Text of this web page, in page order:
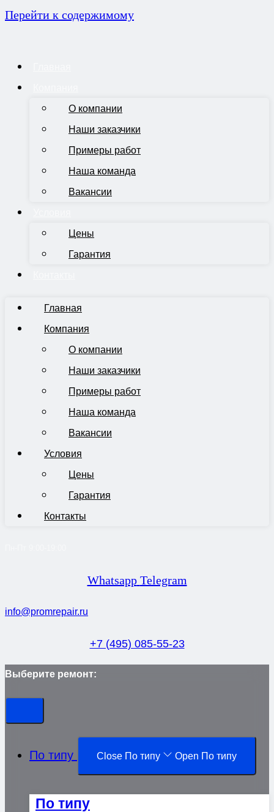
Перейти к содержимому
О компании
Наши заказчики
Примеры работ
Наша команда
Вакансии
Цены
Гарантия
Главная
Компания
О компании
Наши заказчики
Примеры работ
Наша команда
Вакансии
Условия
Цены
Гарантия
Контакты
Whatsapp Telegram
info@promrepair.ru
+7 (495) 085-55-23
Выберите ремонт:
По типу Close По типу Open По типу
По типу